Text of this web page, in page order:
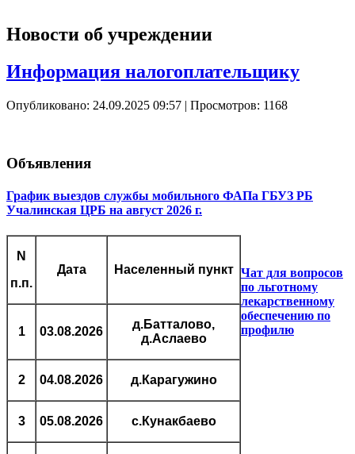
Новости об учреждении
Информация налогоплательщику
Опубликовано: 24.09.2025 09:57 | Просмотров: 1168
Объявления
График выездов службы мобильного ФАПа ГБУЗ РБ
Учалинская ЦРБ на август 2026 г.
N
п.п.
Дата Населенный пункт
1 03.08.2026
д.Батталово,
д.Аслаево
2 04.08.2026 д.Карагужино
3 05.08.2026 с.Кунакбаево
Чат для вопросов
по льготному
лекарственному
обеспечению по
профилю